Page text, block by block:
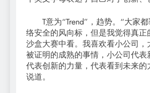
T意为“Trend”，趋势。“大家都
络安全的风向标，但是我觉得真正
沙盒大赛中看。我喜欢看小公司，
被证明的成熟的事情，小公司代表
代表创新的力量，代表看到未来的
说道。